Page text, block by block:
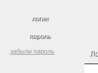
логин
пароль
забыли пароль